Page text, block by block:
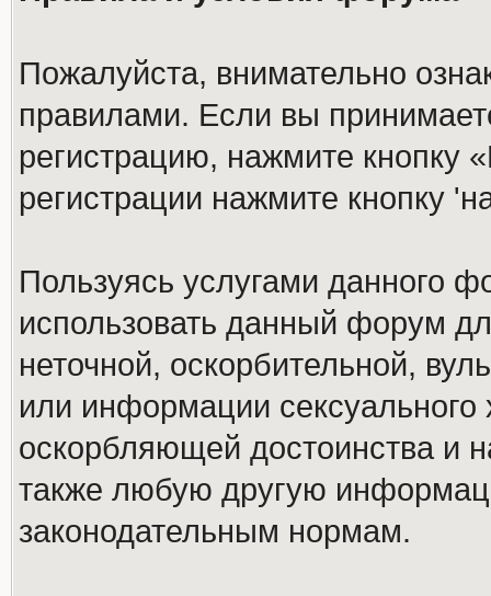
Пожалуйста, внимательно
правилами. Если вы
регистрацию, нажмите кнопку
регистрации нажмите кнопку
Пользуясь услугами данного
использовать данный форум
неточной, оскорбительной,
или информации
оскорбляющей достоинства и
также любую другую
законодательным нормам.